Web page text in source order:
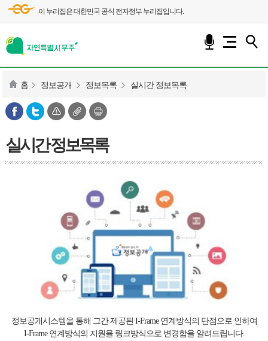
이 누리집은 대한민국 공식 전자정부 누리집입니다.
홈 정보공개 정보목록 실시간 정보목록
실시간 정보목록
정보공개시스템을 통해 그간 제공된 I-Frame 연계방식의 단점으로 인하여
I-Frame 연계방식의 지원을 링크방식으로 변경함을 알려드립니다.